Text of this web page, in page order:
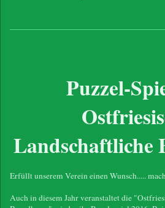
Puzzel-
Landschaftliche
Erfüllt unserem Verein einen Wunsch.....
Auch in diesem Jahr veranstaltet die